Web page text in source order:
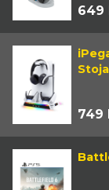
649
749